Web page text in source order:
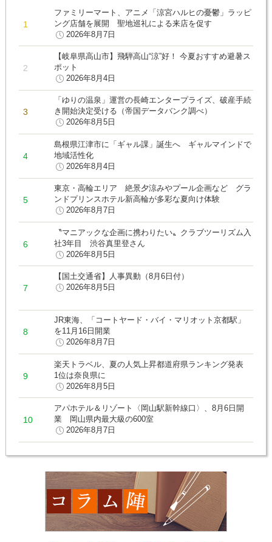
ファミリーマート、アニメ「涼宮ハルヒの憂鬱」ラッピ
ング店舗を展開 聖地巡礼による来店を促す
2026年8月7日
【岐阜県高山市】飛騨高山“涼”好！ 今夏おすすめ避暑ス
ポット
2026年8月4日
「ゆりの温泉」運営の長崎エンタープライズ、破産手続
き開始決定受ける（帝国データバンク調べ）
2026年8月5日
島根県江津市に「ギャル課」誕生へ ギャルマインドで
地域活性化
2026年8月4日
東京・高輪エリア 絶景夕涼みやプール企画など グラ
ンドプリンスホテル新高輪が多彩な夏向け体験
2026年8月7日
〝マニアックな企画に携わりたい〟クラブツーリズム入
社3年目 渋谷真里登さん
2026年8月5日
【国土交通省】人事異動（8月6日付）
2026年8月5日
JR東海、「コートヤード・バイ・マリオット京都駅」
を11月16日開業
2026年8月7日
楽天トラベル、夏の人気上昇都道府県ランキング発表
1位は奈良県に
2026年8月5日
アパホテル＆リゾート〈岡山駅新幹線口〉、8月6日開
業 岡山県内最大級の600室
2026年8月7日